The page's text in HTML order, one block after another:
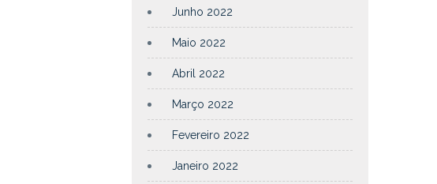
Junho 2022
Maio 2022
Abril 2022
Março 2022
Fevereiro 2022
Janeiro 2022